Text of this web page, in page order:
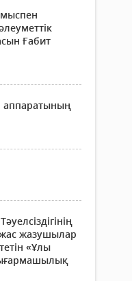
Ғабит
аппаратының
жазушылар
«Ұлы